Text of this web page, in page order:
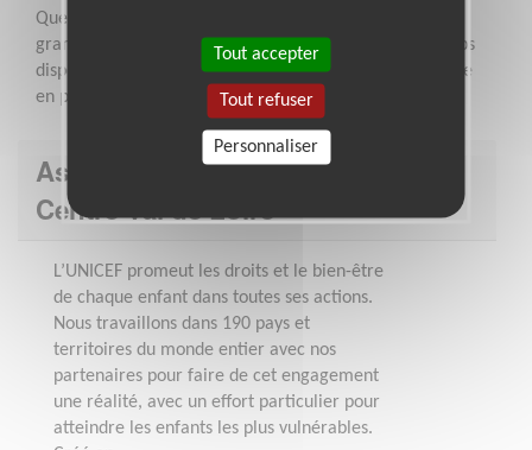
Quelques heures/semaine. Vous pourrez réaliser une
grande partie de la mission en distanciel sur votre temps
disponible mais quelques rencontres et temps d’échange
en présentiel seront à privilégier au cours de l’année.
Association : UNICEF - Comité
Centre Val de Loire
L’UNICEF promeut les droits et le bien-être
de chaque enfant dans toutes ses actions.
Nous travaillons dans 190 pays et
territoires du monde entier avec nos
partenaires pour faire de cet engagement
une réalité, avec un effort particulier pour
atteindre les enfants les plus vulnérables.
Tout accepter
Tout refuser
Personnaliser